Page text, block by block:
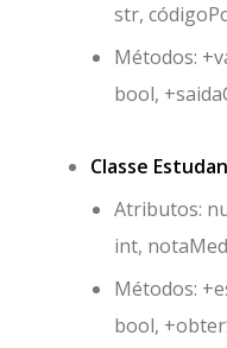
str,
Métodos:
bool,
Classe
Atributos:
int,
Métodos:
bool,